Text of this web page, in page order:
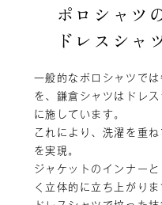
ポロシャツ
ドレスシャ
一般的なポロシャツで
を、鎌倉シャツはドレ
に施しています。
これにより、洗濯を重
を実現。
ジャケットのインナー
く立体的に立ち上がりま